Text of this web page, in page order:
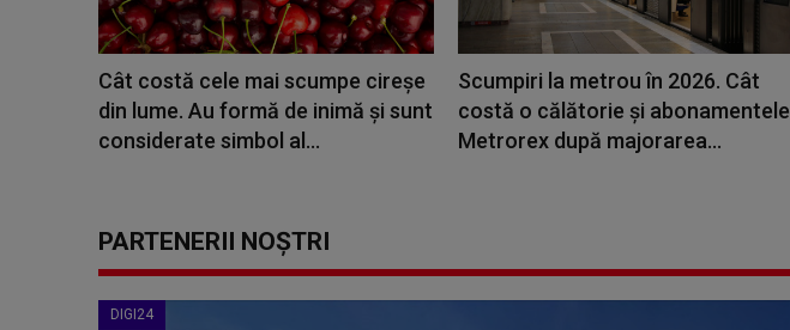
Cât costă cele mai scumpe cireșe
din lume. Au formă de inimă și sunt
considerate simbol al...
Scumpiri la metrou în 2026. Cât
costă o călătorie și abonamentele
Metrorex după majorarea...
PARTENERII NOȘTRI
DIGI24